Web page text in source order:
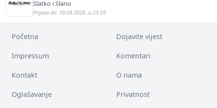
Slatko i Slano
Prijava do: 10.08.2026. u 23:59
Početna Dojavite vijest
Impressum Komentari
Kontakt O nama
Oglašavanje Privatnost